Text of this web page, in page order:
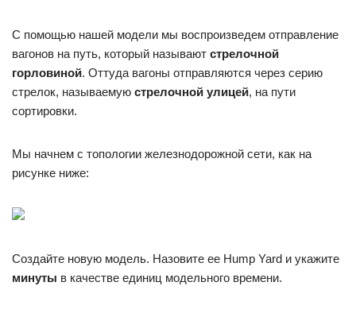
С помощью нашей модели мы воспроизведем отправление
вагонов на путь, который называют стрелочной
горловиной. Оттуда вагоны отправляются через серию
стрелок, называемую стрелочной улицей, на пути
сортировки.
Мы начнем с топологии железнодорожной сети, как на
рисунке ниже:
Создайте новую модель. Назовите ее Hump Yard и укажите
минуты в качестве единиц модельного времени.